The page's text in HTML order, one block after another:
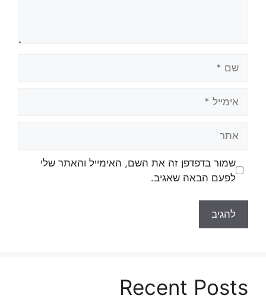
שמור בדפדפן זה את השם, האימייל והאתר שלי
לפעם הבאה שאגיב.
Recent Posts